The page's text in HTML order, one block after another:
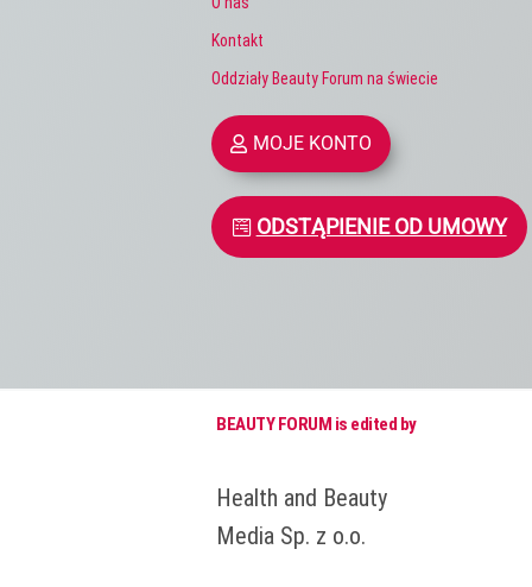
Kontakt
Oddziały Beauty Forum na świecie
MOJE KONTO
ODSTĄPIENIE OD UMOWY
BEAUTY FORUM is edited by
Health and Beauty
Media Sp. z o.o.